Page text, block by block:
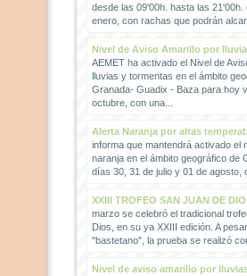
desde las 09'00h. hasta las 21'00h.
enero, con rachas que podrán
Nivel de Aviso Amarillo por
AEMET ha activado el Nivel de
lluvias y tormentas en el ámbito
Granada- Guadix - Baza para hoy
octubre, con una...
Alerta Naranja por altas
informa que mantendrá activado el
naranja en el ámbito geográfico de
días 30, 31 de julio y 01 de agosto,
XXIII TROFEO SAN JUAN DE
marzo se celebró el tradicional
Dios, en su ya XXIII edición. A
"bastetano", la prueba se realizó
Nivel de aviso amarillo por